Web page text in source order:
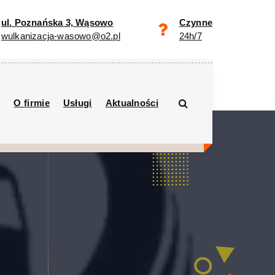
ul. Poznańska 3, Wąsowo
wulkanizacja-wasowo@o2.pl
Czynne
24h/7
O firmie Usługi Aktualności